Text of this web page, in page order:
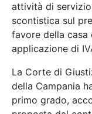
attività di
scontistica sul
favore della
applicazione di
La Corte di
della Campania
primo grado,